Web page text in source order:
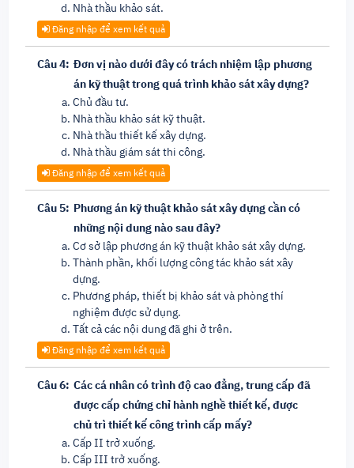
Nhà thầu khảo sát.
Đăng nhập để xem kết quả
Câu 4: Đơn vị nào dưới đây có trách nhiệm lập phương
án kỹ thuật trong quá trình khảo sát xây dựng?
Chủ đầu tư.
Nhà thầu khảo sát kỹ thuật.
Nhà thầu thiết kế xây dựng.
Nhà thầu giám sát thi công.
Đăng nhập để xem kết quả
Câu 5: Phương án kỹ thuật khảo sát xây dựng cần có
những nội dung nào sau đây?
Cơ sở lập phương án kỹ thuật khảo sát xây dựng.
Thành phần, khối lượng công tác khảo sát xây
dựng.
Phương pháp, thiết bị khảo sát và phòng thí
nghiệm được sử dụng.
Tất cả các nội dung đã ghi ở trên.
Đăng nhập để xem kết quả
Câu 6: Các cá nhân có trình độ cao đẳng, trung cấp đã
được cấp chứng chỉ hành nghề thiết kế, được
chủ trì thiết kế công trình cấp mấy?
Cấp II trở xuống.
Cấp III trở xuống.